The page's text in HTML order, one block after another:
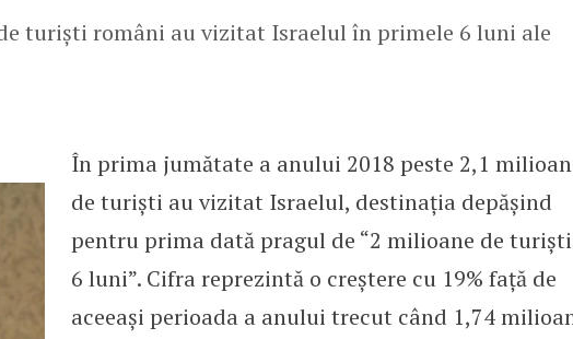
turiști români au vizitat Israelul în primele 6 luni ale
În prima jumătate a anului 2018 peste 2,1
de turiști au vizitat Israelul, destinația depășind
pentru prima dată pragul de “2 milioane de
6 luni”. Cifra reprezintă o creștere cu 19% față de
aceeași perioada a anului trecut când 1,74